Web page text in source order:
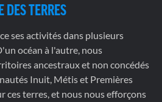
DES TERRES
ses activités dans plusieurs
océan à l'autre, nous
ancestraux et non concédés
Inuit, Métis et Premières
ces terres, et nous nous efforçons